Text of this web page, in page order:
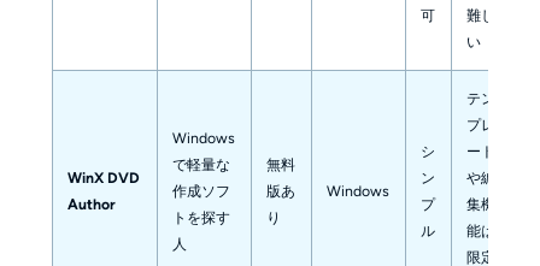
可
難し
い
WinX DVD
Author
Windows
で軽量な
作成ソフ
トを探す
人
無料
版あ
り
Windows
シ
ン
プ
ル
テン
プレ
ート
や編
集機
能は
限定